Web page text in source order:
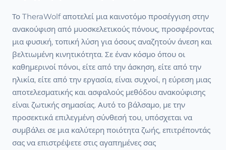
Το TheraWolf αποτελεί μια καινοτόμο προσέγγιση στην
ανακούφιση από μυοσκελετικούς πόνους, προσφέροντας
μια φυσική, τοπική λύση για όσους αναζητούν άνεση και
βελτιωμένη κινητικότητα. Σε έναν κόσμο όπου οι
καθημερινοί πόνοι, είτε από την άσκηση, είτε από την
ηλικία, είτε από την εργασία, είναι συχνοί, η εύρεση μιας
αποτελεσματικής και ασφαλούς μεθόδου ανακούφισης
είναι ζωτικής σημασίας. Αυτό το βάλσαμο, με την
προσεκτικά επιλεγμένη σύνθεσή του, υπόσχεται να
συμβάλει σε μια καλύτερη ποιότητα ζωής, επιτρέποντάς
σας να επιστρέψετε στις αγαπημένες σας